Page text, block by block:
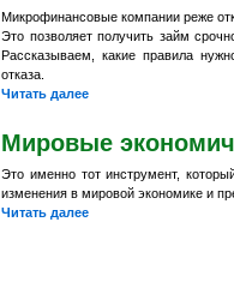
Микрофинансовые компании реже
Это позволяет получить займ
Рассказываем, какие правила
отказа.
Читать далее
Мировые
Это именно тот инструмент,
изменения в мировой экономике и
Читать далее